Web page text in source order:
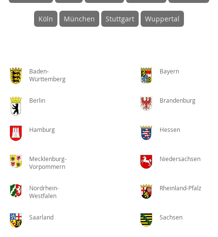
Köln München Stuttgart Wuppertal
Baden-
Württemberg
Bayern
Berlin Brandenburg
Hamburg Hessen
Mecklenburg-
Vorpommern
Niedersachsen
Nordrhein-
Westfalen
Rheinland-Pfalz
Saarland Sachsen